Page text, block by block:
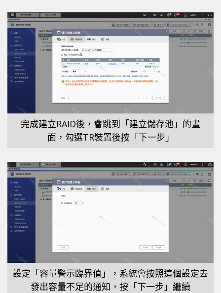
完成建立RAID後，會跳到「建立儲存池」的畫
面，勾選TR裝置後按「下一步」
設定「容量警示臨界值」，系統會按照這個設定去
發出容量不足的通知，按「下一步」繼續